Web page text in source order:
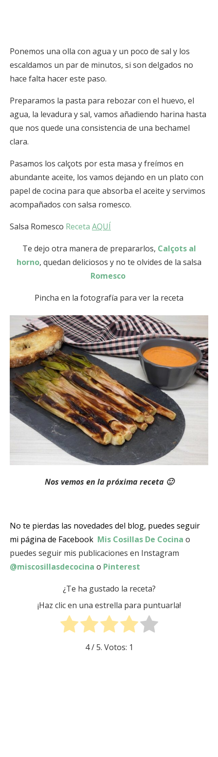
Ponemos una olla con agua y un poco de sal y los
escaldamos un par de minutos, si son delgados no
hace falta hacer este paso.
Preparamos la pasta para rebozar con el huevo, el
agua, la levadura y sal, vamos añadiendo harina hasta
que nos quede una consistencia de una bechamel
clara.
Pasamos los calçots por esta masa y freímos en
abundante aceite, los vamos dejando en un plato con
papel de cocina para que absorba el aceite y servimos
acompañados con salsa romesco.
Salsa Romesco Receta AQUÍ
Te dejo otra manera de prepararlos, Calçots al
horno, quedan deliciosos y no te olvides de la salsa
Romesco
Pincha en la fotografía para ver la receta
Nos vemos en la próxima receta 🙂
No te pierdas las novedades del blog, puedes seguir
mi página de Facebook Mis Cosillas De Cocina o
puedes seguir mis publicaciones en Instagram
@miscosillasdecocina o Pinterest
¿Te ha gustado la receta?
¡Haz clic en una estrella para puntuarla!
4/ 5. Votos: 1